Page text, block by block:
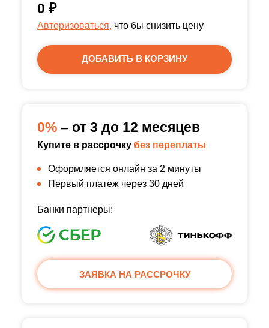
0 ₽
Авторизоваться, что бы снизить цену
ДОБАВИТЬ В КОРЗИНУ
0% – от 3 до 12 месяцев
Купите в рассрочку без переплаты
Оформляется онлайн за 2 минуты
Первый платеж через 30 дней
Банки партнеры:
ЗАЯВКА НА РАССРОЧКУ